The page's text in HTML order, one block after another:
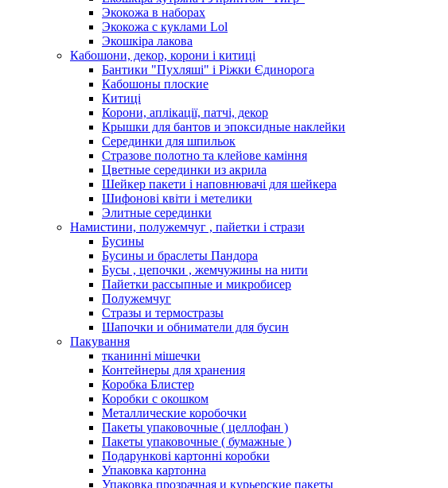
Экокожа в наборах
Экокожа с куклами Lol
Экошкiра лакова
Кабошони, декор, корони і китиці
Бантики "Пухляші" і Ріжки Єдинорога
Кабошоны плоские
Китиці
Корони, аплікації, патчі, декор
Крышки для бантов и эпоксидные наклейки
Серединки для шпильок
Стразове полотно та клейове каміння
Цветные серединки из акрила
Шейкер пакети і наповнювачі для шейкера
Шифонові квіти і метелики
Элитные серединки
Намистини, полужемчуг , пайетки і стрази
Бусины
Бусины и браслеты Пандора
Бусы , цепочки , жемчужины на нити
Пайетки рассыпные и микробисер
Полужемчуг
Стразы и термостразы
Шапочки и обниматели для бусин
Пакування
тканинні мішечки
Контейнеры для хранения
Коробка Блистер
Коробки с окошком
Металлические коробочки
Пакеты упаковочные ( целлофан )
Пакеты упаковочные ( бумажные )
Подарункові картонні коробки
Упаковка картонна
Упаковка прозрачная и курьерские пакеты